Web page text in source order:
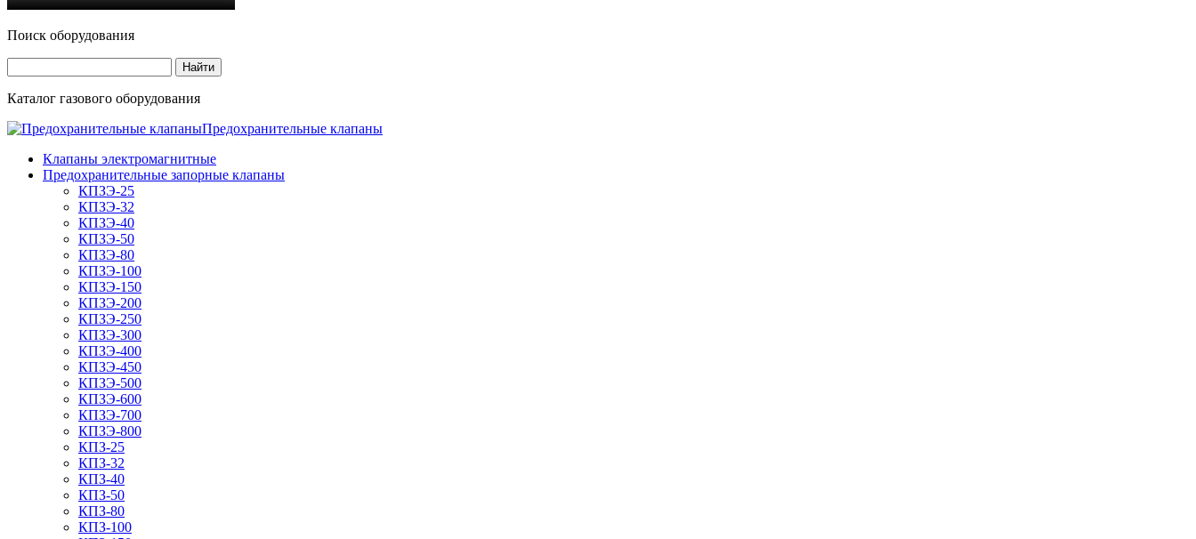
Поиск оборудования
Каталог газового оборудования
Предохранительные клапаны
Клапаны электромагнитные
Предохранительные запорные клапаны
КПЗЭ-25
КПЗЭ-32
КПЗЭ-40
КПЗЭ-50
КПЗЭ-80
КПЗЭ-100
КПЗЭ-150
КПЗЭ-200
КПЗЭ-250
КПЗЭ-300
КПЗЭ-400
КПЗЭ-450
КПЗЭ-500
КПЗЭ-600
КПЗЭ-700
КПЗЭ-800
КПЗ-25
КПЗ-32
КПЗ-40
КПЗ-50
КПЗ-80
КПЗ-100